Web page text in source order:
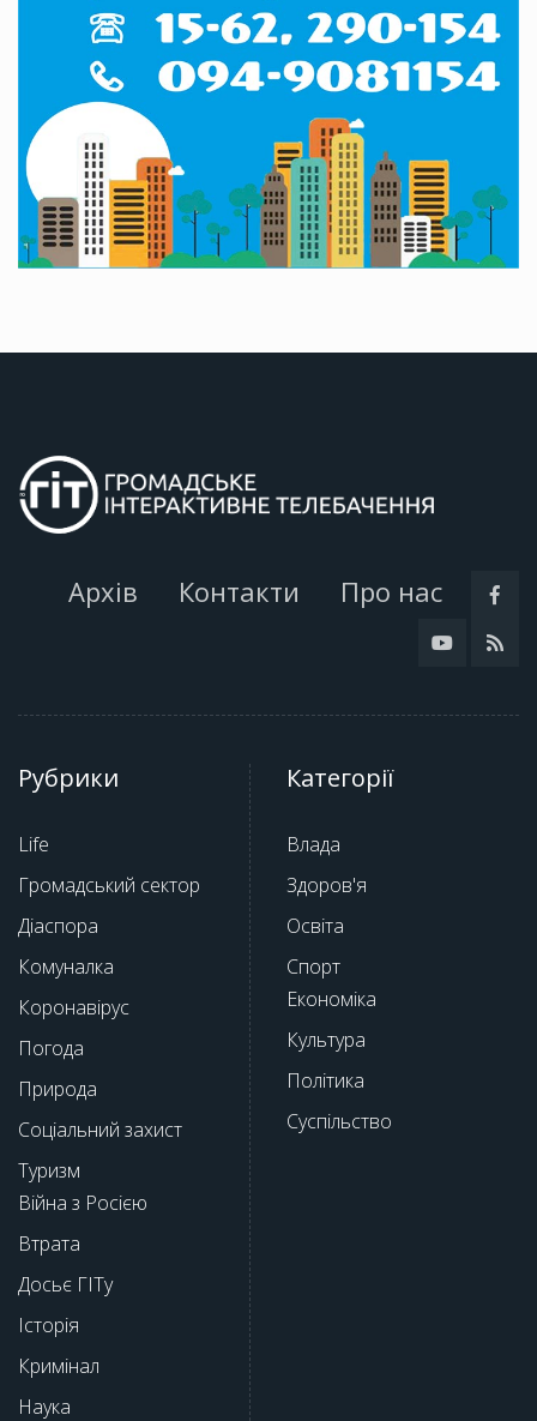
Архів Контакти Про нас
Рубрики
Life
Громадський сектор
Діаспора
Комуналка
Коронавірус
Погода
Природа
Соціальний захист
Туризм
Війна з Росією
Втрата
Досьє ГІТу
Історія
Кримінал
Наука
Категорії
Влада
Здоров'я
Освіта
Спорт
Економіка
Культура
Політика
Суспільство